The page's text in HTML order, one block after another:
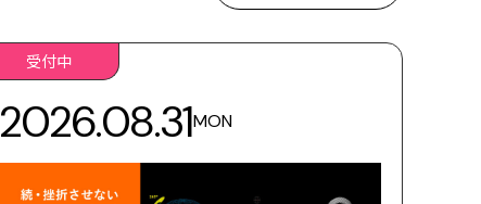
受付中
2026.08.31MON